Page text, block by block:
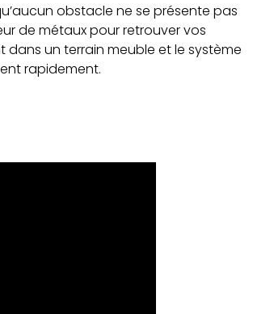
obstacle ne se présente pas
de métaux pour retrouver vos
dans un terrain meuble et le système
rapidement.